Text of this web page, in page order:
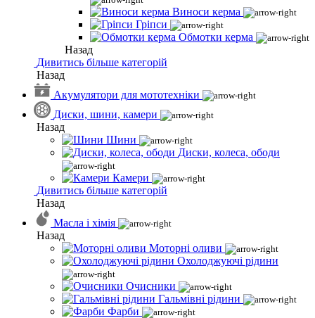
Виноси керма
Гріпси
Обмотки керма
Назад
Дивитись більше категорій
Назад
Акумулятори для мототехніки
Диски, шини, камери
Назад
Шини
Диски, колеса, ободи
Камери
Дивитись більше категорій
Назад
Масла і хімія
Назад
Моторні оливи
Охолоджуючі рідини
Очисники
Гальмівні рідини
Фарби